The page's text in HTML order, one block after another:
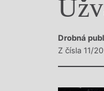
Výroční ceny
Drobná
Z čísla 11/